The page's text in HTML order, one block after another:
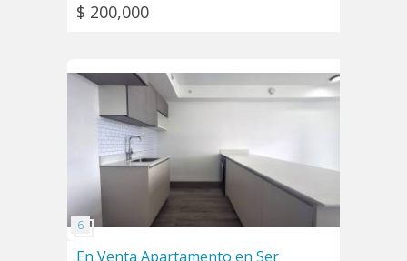
$ 200,000
En Venta Apartamento en Ser